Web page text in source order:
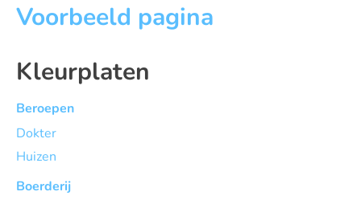
Voorbeeld pagina
Kleurplaten
Beroepen
Dokter
Huizen
Boerderij